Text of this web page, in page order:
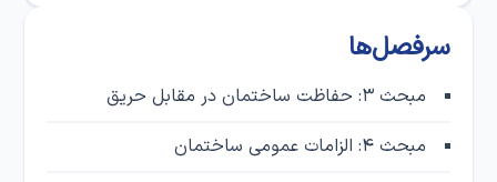
سرفصل‌ها
مبحث ۳: حفاظت ساختمان در مقابل حریق
مبحث ۴: الزامات عمومی ساختمان